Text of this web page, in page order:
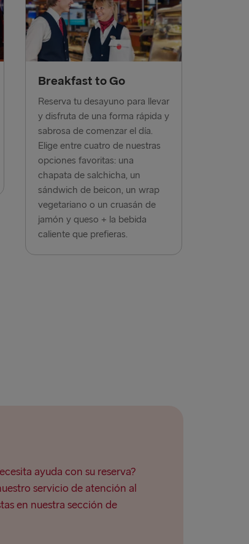
Breakfast to Go
Reserva tu desayuno para llevar
y disfruta de una forma rápida y
sabrosa de comenzar el día.
Elige entre cuatro de nuestras
opciones favoritas: una
chapata de salchicha, un
sándwich de beicon, un wrap
vegetariano o un cruasán de
jamón y queso + la bebida
caliente que prefieras.
ayuda con su reserva?
servicio de atención al
en nuestra sección de